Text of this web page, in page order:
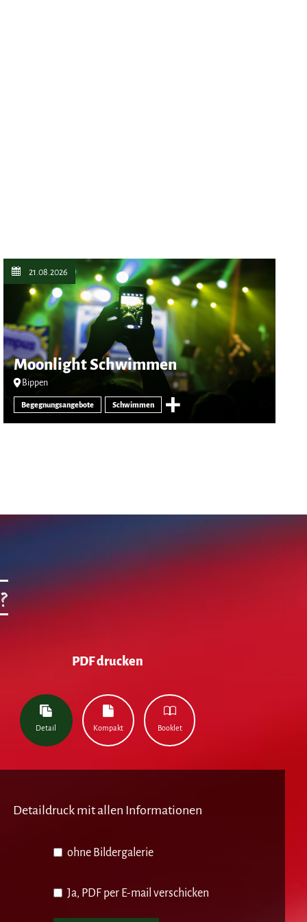
21.08.2026
Moonlight Schwimmen
Bippen
Begegnungsangebote Schwimmen
PDF drucken
Detail Kompakt Booklet
Detaildruck mit allen Informationen
ohne Bildergalerie
Ja, PDF per E-mail verschicken